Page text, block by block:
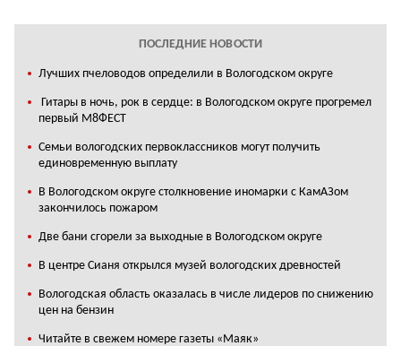
ПОСЛЕДНИЕ НОВОСТИ
Лучших пчеловодов определили в Вологодском округе
Гитары в ночь, рок в сердце: в Вологодском округе прогремел
первый М8ФЕСТ
Cемьи вологодских первоклассников могут получить
единовременную выплату
В Вологодском округе столкновение иномарки с КамАЗом
закончилось пожаром
Две бани сгорели за выходные в Вологодском округе
В центре Сианя открылся музей вологодских древностей
Вологодская область оказалась в числе лидеров по снижению
цен на бензин
Читайте в свежем номере газеты «Маяк»